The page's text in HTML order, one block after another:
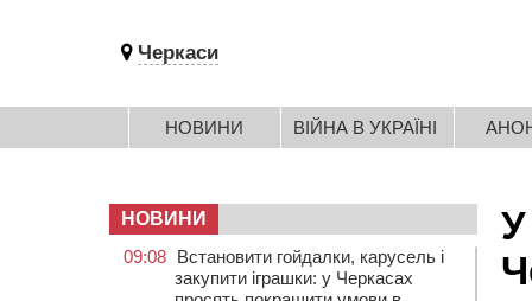
Черкаси
НОВИНИ ВІЙНА В УКРАЇНІ
У
НОВИНИ
09:08 Встановити гойдалки, карусель і
закупити іграшки: у Черкасах